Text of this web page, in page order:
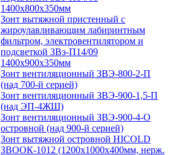
1400х800х350мм
Зонт вытяжной пристенный с
жироулавливающим лабиринтным
фильтром, электровентилятором и
подсветкой ЗВэ-П14/09
1400х900х350мм
Зонт вентиляционный ЗВЭ-800-2-П
(над 700-й серией)
Зонт вентиляционный ЗВЭ-900-1,5-П
(над ЭП-4ЖШ)
Зонт вентиляционный ЗВЭ-900-4-О
островной (над 900-й серией)
Зонт вытяжной островной HICOLD
ЗВООК-1012 (1200х1000х400мм, нерж.